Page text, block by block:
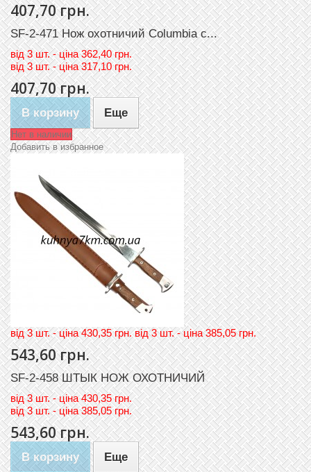
407,70 грн.
SF-2-471 Нож охотничий Columbia с...
вiд3 шт. - цiна 362,40 грн.
вiд3 шт. - цiна 317,10 грн.
407,70 грн.
В корзину Еще
Нет в наличии
Добавить в избранное
вiд 3 шт. - цiна 430,35 грн. вiд 3 шт. - цiна 385,05 грн.
543,60 грн.
SF-2-458 ШТЫК НОЖ ОХОТНИЧИЙ
вiд3 шт. - цiна 430,35 грн.
вiд3 шт. - цiна 385,05 грн.
543,60 грн.
В корзину Еще